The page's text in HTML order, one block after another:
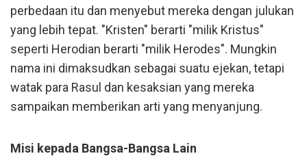
perbedaan itu dan menyebut mereka dengan julukan
yang lebih tepat. "Kristen" berarti "milik Kristus"
seperti Herodian berarti "milik Herodes". Mungkin
nama ini dimaksudkan sebagai suatu ejekan, tetapi
watak para Rasul dan kesaksian yang mereka
sampaikan memberikan arti yang menyanjung.
Misi kepada Bangsa-Bangsa Lain